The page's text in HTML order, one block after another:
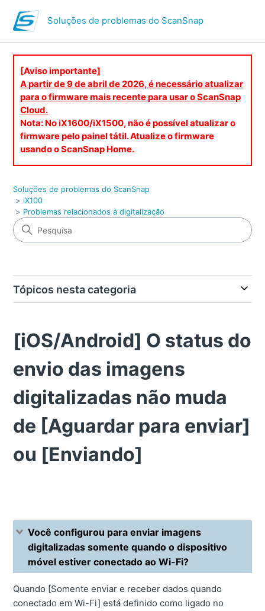
Soluções de problemas do ScanSnap
[Aviso importante]
A partir de 9 de abril de 2026, é necessário atualizar
para o firmware mais recente para usar o ScanSnap
Cloud.
Nota: No iX1600/iX1500, não é possível atualizar o
firmware pelo painel tátil. Atualize o firmware
usando o ScanSnap Home.
Soluções de problemas do ScanSnap
iX100
Problemas relacionados à digitalização
Tópicos nesta categoria
[iOS/Android] O status do
envio das imagens
digitalizadas não muda
de [Aguardar para enviar]
ou [Enviando]
Você configurou para enviar imagens
digitalizadas somente quando o dispositivo
móvel estiver conectado ao Wi-Fi?
Quando [Somente enviar e receber dados quando
conectado em Wi-Fi] está definido como ligado no